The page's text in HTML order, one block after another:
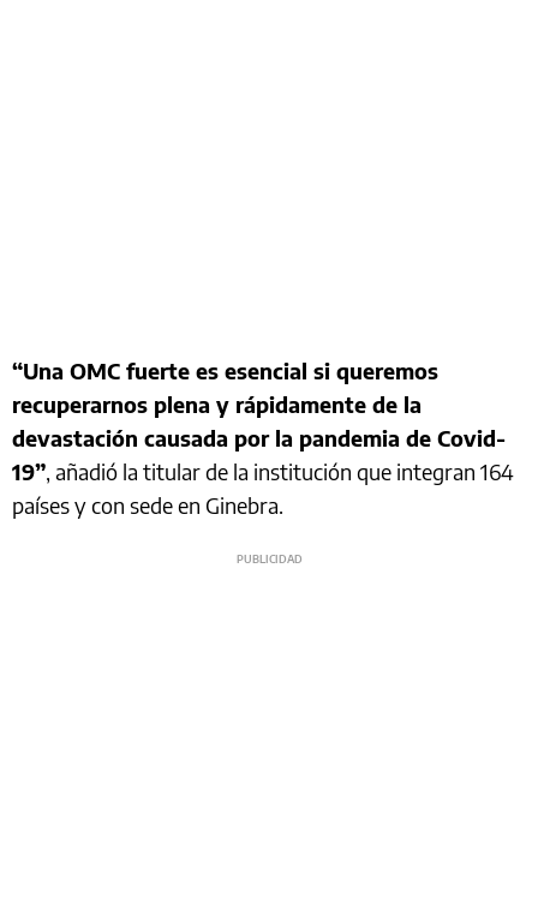
“Una OMC fuerte es esencial si queremos
recuperarnos plena y rápidamente de la
devastación causada por la pandemia de Covid-
19”, añadió la titular de la institución que integran 164
países y con sede en Ginebra.